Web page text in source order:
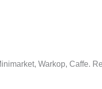
Warkop, Caffe.